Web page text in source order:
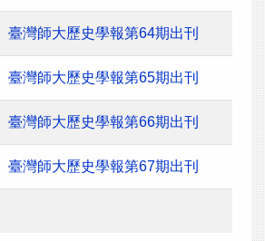
臺灣師大歷史學報第64期出刊
臺灣師大歷史學報第65期出刊
臺灣師大歷史學報第66期出刊
臺灣師大歷史學報第67期出刊